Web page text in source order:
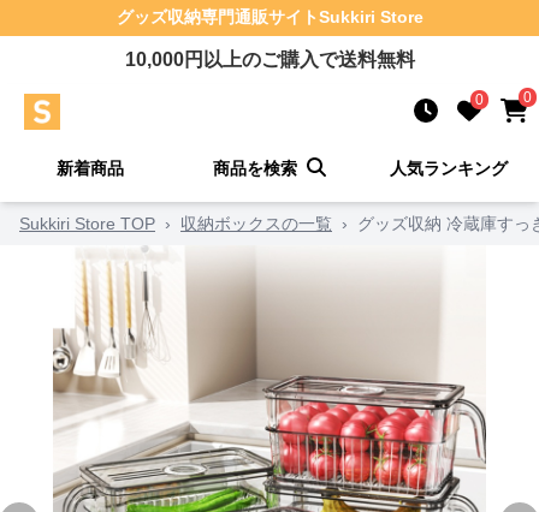
グッズ収納専門通販サイトSukkiri Store
10,000円以上のご購入で送料無料
0 0
新着商品 商品を検索 人気ランキング
Sukkiri Store TOP › 収納ボックスの一覧 › グッズ収納 冷蔵庫すっ